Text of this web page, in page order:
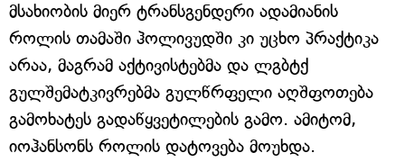
მსახიობის მიერ ტრანსგენდერი ადამიანის
როლის თამაში ჰოლივუდში კი უცხო პრაქტიკა
არაა, მაგრამ აქტივისტებმა და ლგბტქ
გულშემატკივრებმა გულწრფელი აღშფოთება
გამოხატეს გადაწყვეტილების გამო. ამიტომ,
იოჰანსონს როლის დატოვება მოუხდა.